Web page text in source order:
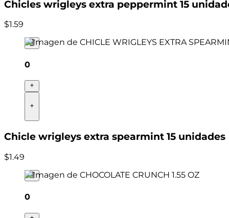
Chicles wrigleys extra peppermint 15
$1.59
0
Chicle wrigleys extra spearmint 15 unidades
$1.49
0